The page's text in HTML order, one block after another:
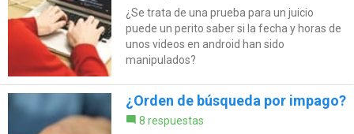
¿Se trata de una prueba para un juicio
puede un perito saber si la fecha y horas de
unos videos en android han sido
manipulados?
¿Orden de búsqueda por impago?
8 respuestas